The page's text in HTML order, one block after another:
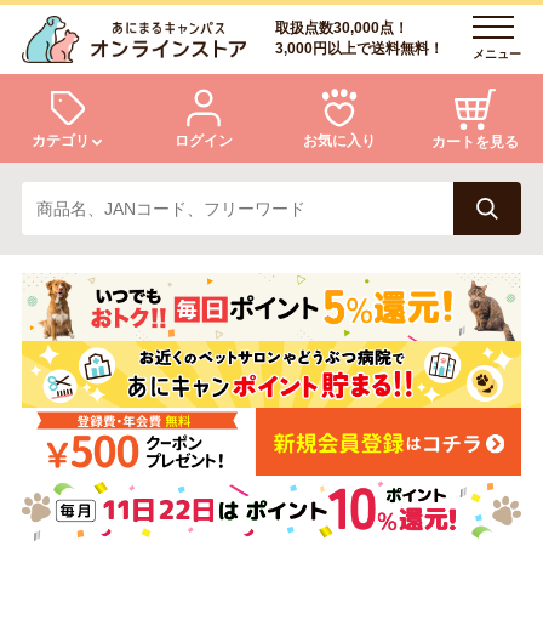
取扱点数30,000点！
3,000円以上で送料無料！
メニュー
カテゴリ
犬 猫
小動物・鳥 アクア・爬虫類・昆虫
ドッグフード キャットフード
美容・ケア用品 服・おさんぽ用品
ログイン お気に入り カートを見る
ログイン
会員登録
あにまるキャンパスについて
アフターサービス
商品リクエスト